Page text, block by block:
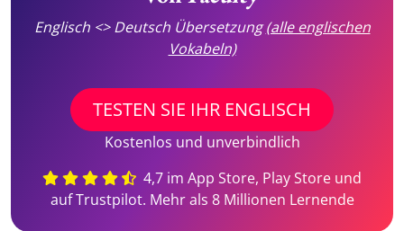
Englisch <> Deutsch Übersetzung(alle englischen
Vokabeln)
TESTEN SIE IHR ENGLISCH
Kostenlos und unverbindlich
4,7 im App Store, Play Store und
auf Trustpilot. Mehr als 8 Millionen Lernende